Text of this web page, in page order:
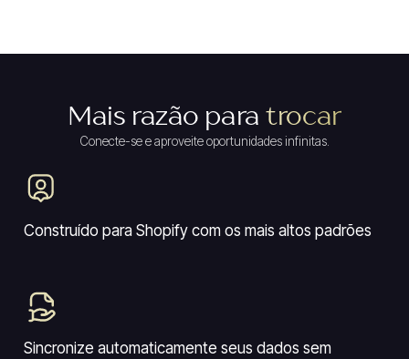
Mais razão paratrocar
Conecte-se e aproveite oportunidades infinitas.
Construído para Shopify com os mais altos padrões
Sincronize automaticamente seus dados sem